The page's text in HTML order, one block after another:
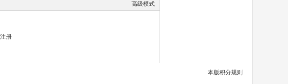
高级模式
册
本版积分规则